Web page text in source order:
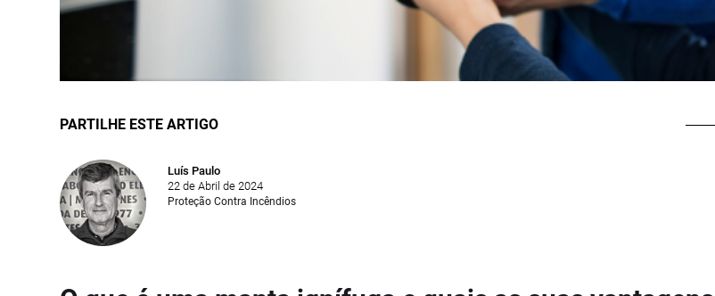
PARTILHE ESTE ARTIGO
Luís Paulo
22 de Abril de 2024
Proteção Contra Incêndios